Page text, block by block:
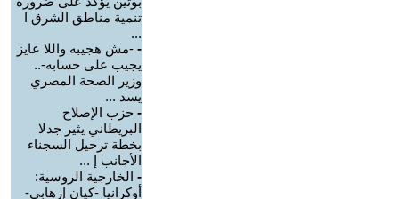
تنمية مناطق الشرق ا
...
- -مش هجيبه واللا عايز
يجيب على حسابه-..
وزير الصحة المصري
يسد ...
- حزب الإصلاح
البريطاني يثير جدلا
بخطة ترحيل السجناء
الأجانب إ ...
- الخارجية الروسية:
أوكرانيا -كيان إرهابي-